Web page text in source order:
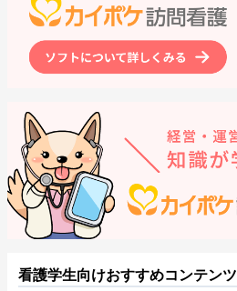
看護学生向けおすすめコンテンツ